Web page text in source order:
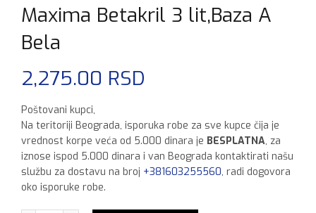
Maxima Betakril 3 lit,Baza A
Bela
2,275.00 RSD
Poštovani kupci,
Na teritoriji Beograda, isporuka robe za sve kupce čija je
vrednost korpe veća od 5.000 dinara je BESPLATNA, za
iznose ispod 5.000 dinara i van Beograda kontaktirati našu
službu za dostavu na broj +381603255560, radi dogovora
oko isporuke robe.